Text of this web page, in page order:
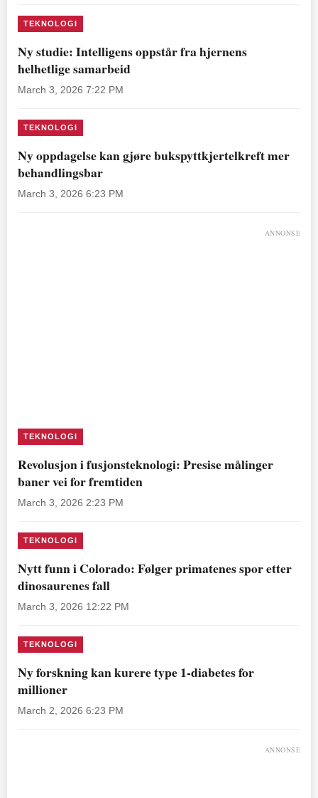
TEKNOLOGI
Ny studie: Intelligens oppstår fra hjernens
helhetlige samarbeid
March 3, 2026 7:22 PM
TEKNOLOGI
Ny oppdagelse kan gjøre bukspyttkjertelkreft mer
behandlingsbar
March 3, 2026 6:23 PM
ANNONSE
TEKNOLOGI
Revolusjon i fusjonsteknologi: Presise målinger
baner vei for fremtiden
March 3, 2026 2:23 PM
TEKNOLOGI
Nytt funn i Colorado: Følger primatenes spor etter
dinosaurenes fall
March 3, 2026 12:22 PM
TEKNOLOGI
Ny forskning kan kurere type 1-diabetes for
millioner
March 2, 2026 6:23 PM
ANNONSE